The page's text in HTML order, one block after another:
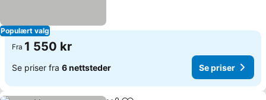
Populært valg
Fra 1 550 kr
Se priser fra 6 nettsteder Se priser